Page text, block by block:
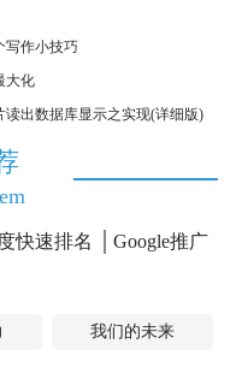
写作小技巧
大化
读出数据库显示之实现(详细版)
快速排名 Google推广
我们的未来